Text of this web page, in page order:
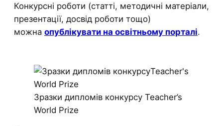
Конкурсні роботи (статті, методичні матеріали,
презентації, досвід роботи тощо)
можна опублікувати на освітньому порталі.
Зразки дипломів конкурсу Teacher’s
World Prize